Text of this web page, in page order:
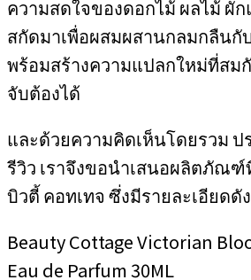
ความสดใจของดอกไม้ ผลไม้ ผั
สกัดมาเพื่อผสมผสานกลมกลืนกั
พร้อมสร้างความแปลกใหม่ที่สม
จับต้องได้
และด้วยความคิดเห็นโดยรวม
รีวิว เราจึงขอนำเสนอผลิตภัณ
บิวตี้ คอทเทจ ซึ่งมีรายละเอียดดั
Beauty Cottage Victorian
Eau de Parfum 30ML